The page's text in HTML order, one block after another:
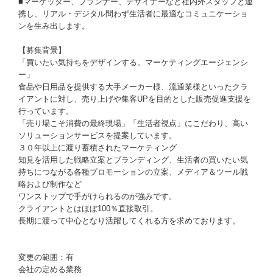
携し、リアル・デジタル問わず生活者に最適なコミュニケーショ
ンを生み出します。
【募集背景】
「買いたい気持ちをデザインする。マーケティングエージェンシ
ー」
食品や日用品を提供する大手メーカー様、流通業様といったクラ
イアントに対し、売り上げや集客UPを目的とした販売促進支援を
行っています。
「売り場こそ消費の最終現場」「生活者視点」にこだわり、高い
ソリューションサービスを提案しています。
３０年以上に渡り蓄積されたマーケティング
知見を活用した戦略立案とブランディング、生活者の買いたい気
持ちにつながる各種プロモーションの立案、メディア＆ツール戦
略および制作など
ワンストップで手がけられるのが強みです。
クライアントとはほぼ100％直接取引。
長期に渡って中心となり活躍してくれる方を求めております。
変更の範囲：有
会社の定める業務